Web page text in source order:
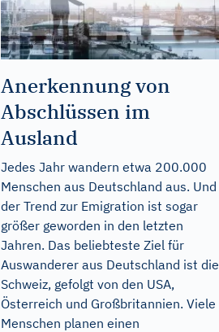
Anerkennung von
Abschlüssen im
Ausland
Jedes Jahr wandern etwa 200.000
Menschen aus Deutschland aus. Und
der Trend zur Emigration ist sogar
größer geworden in den letzten
Jahren. Das beliebteste Ziel für
Auswanderer aus Deutschland ist die
Schweiz, gefolgt von den USA,
Österreich und Großbritannien. Viele
Menschen planen einen